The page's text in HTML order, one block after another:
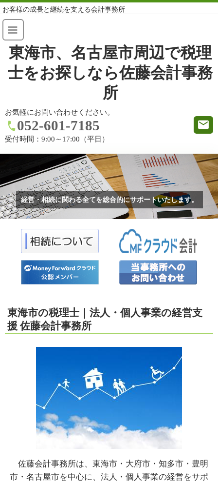
お客様の成長と継続を支える会計事務所
東海市、名古屋市周辺で税理
士をお探しなら佐藤会計事務
所
お気軽にお問い合わせください。
052-601-7185
受付時間： 9:00～17:00（平日）
経営・相続に関わる全てを総合的にサポートいたします。
東海市の税理士｜法人・個人事業の経営支
援 佐藤会計事務所
佐藤会計事務所は、東海市・大府市・知多市・豊明
市・名古屋市を中心に、法人・個人事業の経営をサポ